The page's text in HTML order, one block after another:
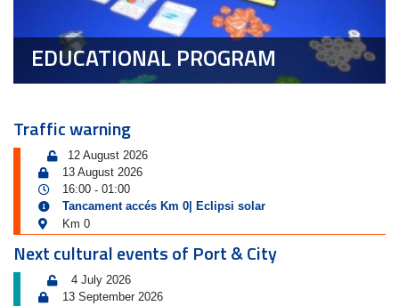
EDUCATIONAL PROGRAM
Traffic warning
12 August 2026
13 August 2026
16:00 - 01:00
Tancament accés Km 0| Eclipsi solar
Km 0
Next cultural events of Port & City
4 July 2026
13 September 2026